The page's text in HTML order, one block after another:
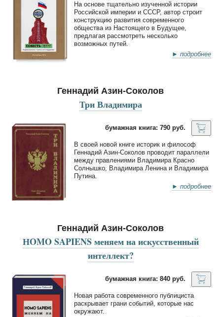
На основе тщательно изученной истории
Российской империи и СССР, автор строит
конструкцию развития современного
общества из Настоящего в Будущее,
предлагая рассмотреть несколько
возможных путей.
► подробнее
Геннадий Азин-Соколов
Три Владимира
бумажная книга: 790 руб.
В своей новой книге историк и философ
Геннадий Азин-Соколов проводит параллели
между правлениями Владимира Красно
Солнышко, Владимира Ленина и Владимира
Путина.
► подробнее
Геннадий Азин-Соколов
НOMO SAPIENS меняем на искусственный
интеллект?
бумажная книга: 840 руб.
Новая работа современного публициста
раскрывает грани событий, которые нас
окружают.